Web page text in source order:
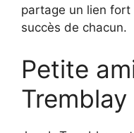
partage un lien
succès de chacun.
Petite
Tremblay